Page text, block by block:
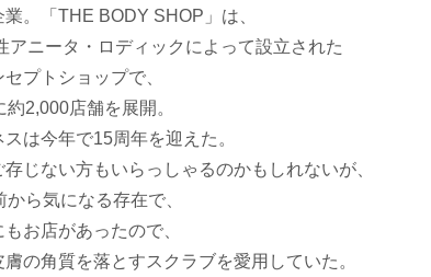
。「THE BODY SHOP」は、
アニータ・ロディックによって設立された
プトショップで、
2,000店舗を展開。
は今年で15周年を迎えた。
じない方もいらっしゃるのかもしれないが、
ら気になる存在で、
お店があったので、
の角質を落とすスクラブを愛用していた。